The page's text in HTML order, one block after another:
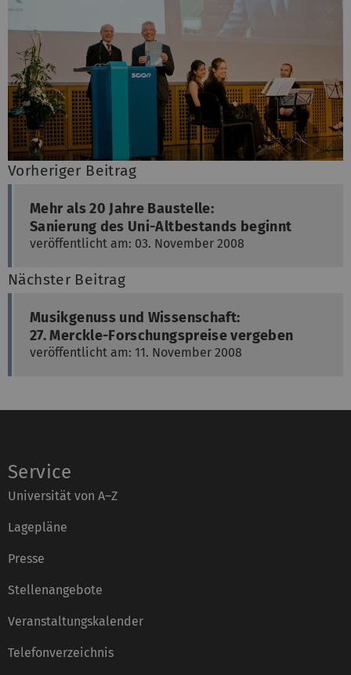
Vorheriger Beitrag
Mehr als 20 Jahre Baustelle:
Sanierung des Uni-Altbestands beginnt
veröffentlicht am: 03. November 2008
Nächster Beitrag
Musikgenuss und Wissenschaft:
27. Merckle-Forschungspreise vergeben
veröffentlicht am: 11. November 2008
Service
Universität von A–Z
Lagepläne
Presse
Stellenangebote
Veranstaltungskalender
Telefonverzeichnis